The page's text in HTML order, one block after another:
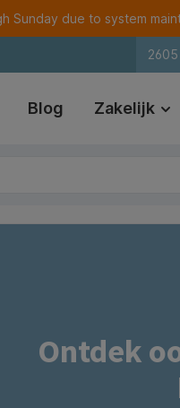
due to system
2605
Blog Zakelijk
Ontdek